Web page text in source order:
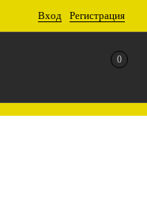
Вход Регистрация
0